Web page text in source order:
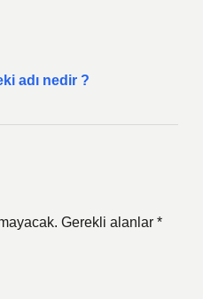
adı nedir ?
Gerekli alanlar *